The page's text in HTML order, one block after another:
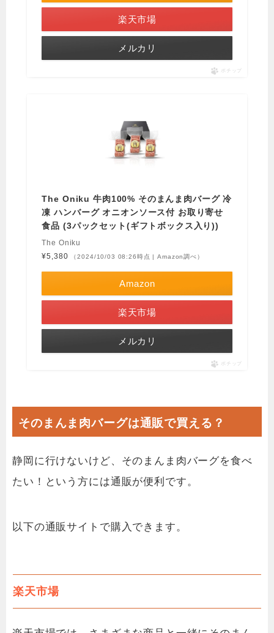
楽天市場
メルカリ
ポチップ
The Oniku 牛肉100% そのまんま肉バーグ 冷
凍 ハンバーグ オニオンソース付 お取り寄せ
食品 (3パックセット(ギフトボックス入り))
The Oniku
¥5,380
（2024/10/03 08:26時点 | Amazon調べ）
Amazon
楽天市場
メルカリ
ポチップ
そのまんま肉バーグは通販で買える？
静岡に行けないけど、そのまんま肉バーグを食べ
たい！という方には通販が便利です。
以下の通販サイトで購入できます。
楽天市場